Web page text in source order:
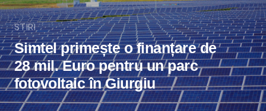
STIRI
Simtel primește o finanțare de
28 mil. Euro pentru un parc
fotovoltaic în Giurgiu